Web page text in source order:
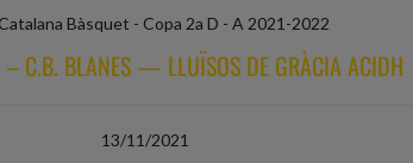
Bàsquet - Copa 2a D - A 2021-2022
– C.B. BLANES — LLUÏSOS DE GRÀCIA ACIDH
13/11/2021